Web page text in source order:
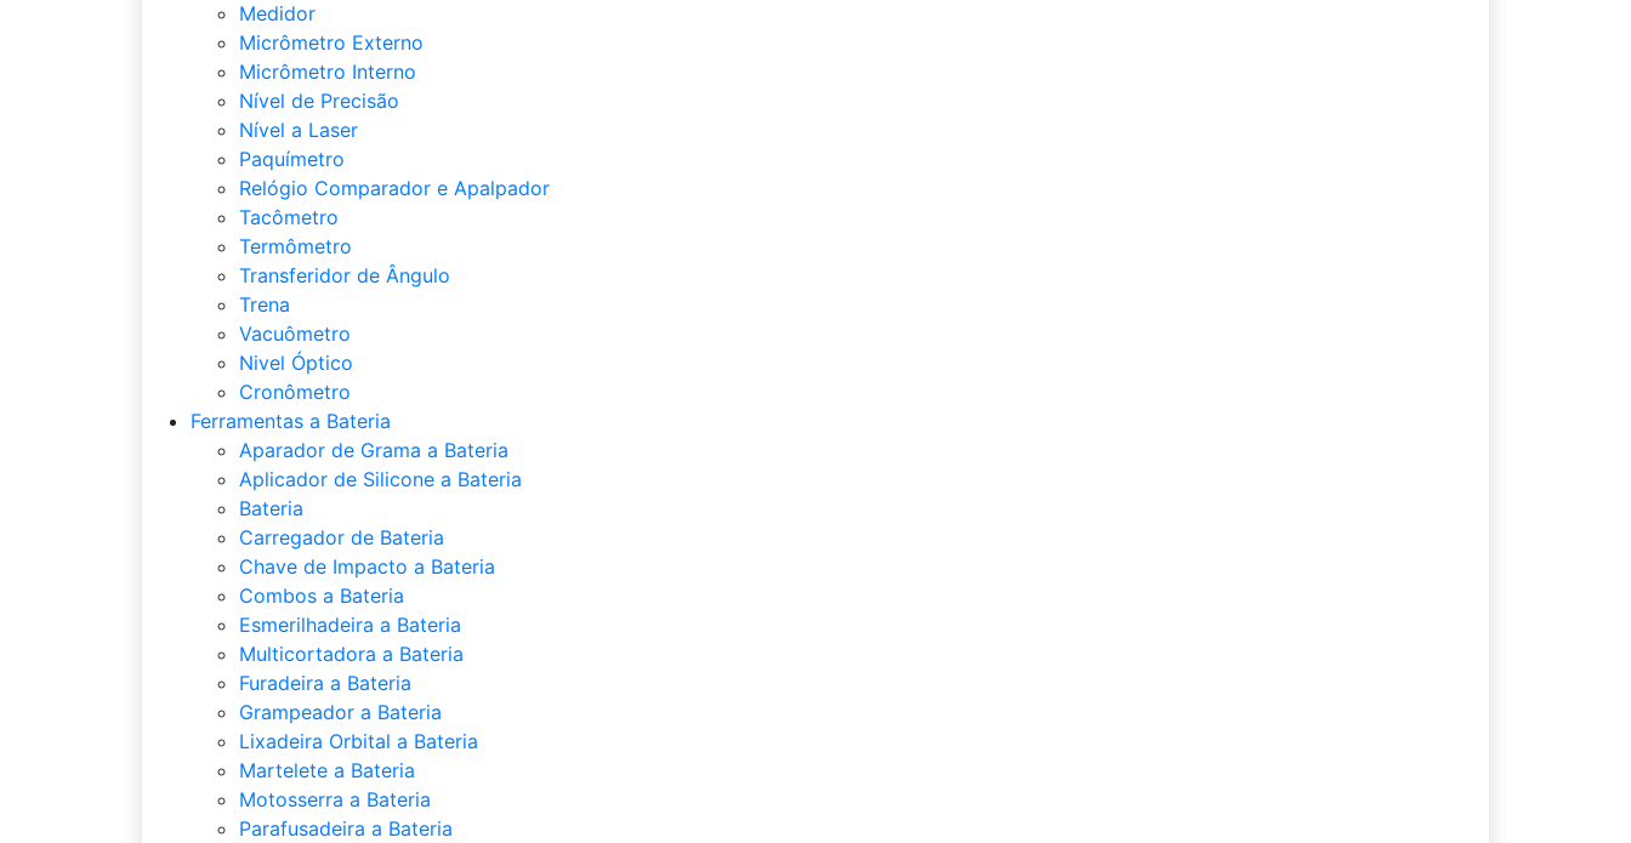
Medidor
Micrômetro Externo
Micrômetro Interno
Nível de Precisão
Nível a Laser
Paquímetro
Relógio Comparador e Apalpador
Tacômetro
Termômetro
Transferidor de Ângulo
Trena
Vacuômetro
Nivel Óptico
Cronômetro
Ferramentas a Bateria
Aparador de Grama a Bateria
Aplicador de Silicone a Bateria
Bateria
Carregador de Bateria
Chave de Impacto a Bateria
Combos a Bateria
Esmerilhadeira a Bateria
Multicortadora a Bateria
Furadeira a Bateria
Grampeador a Bateria
Lixadeira Orbital a Bateria
Martelete a Bateria
Motosserra a Bateria
Parafusadeira a Bateria